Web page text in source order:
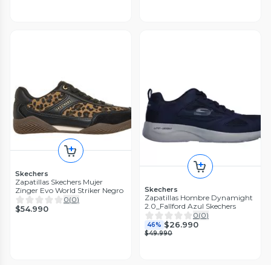
Skechers
Zapatillas Skechers Mujer
Zinger Evo World Striker Negro
0(0)
$54.990
Skechers
Zapatillas Hombre Dynamight
2.0_Fallford Azul Skechers
0(0)
46% $26.990
$49.990